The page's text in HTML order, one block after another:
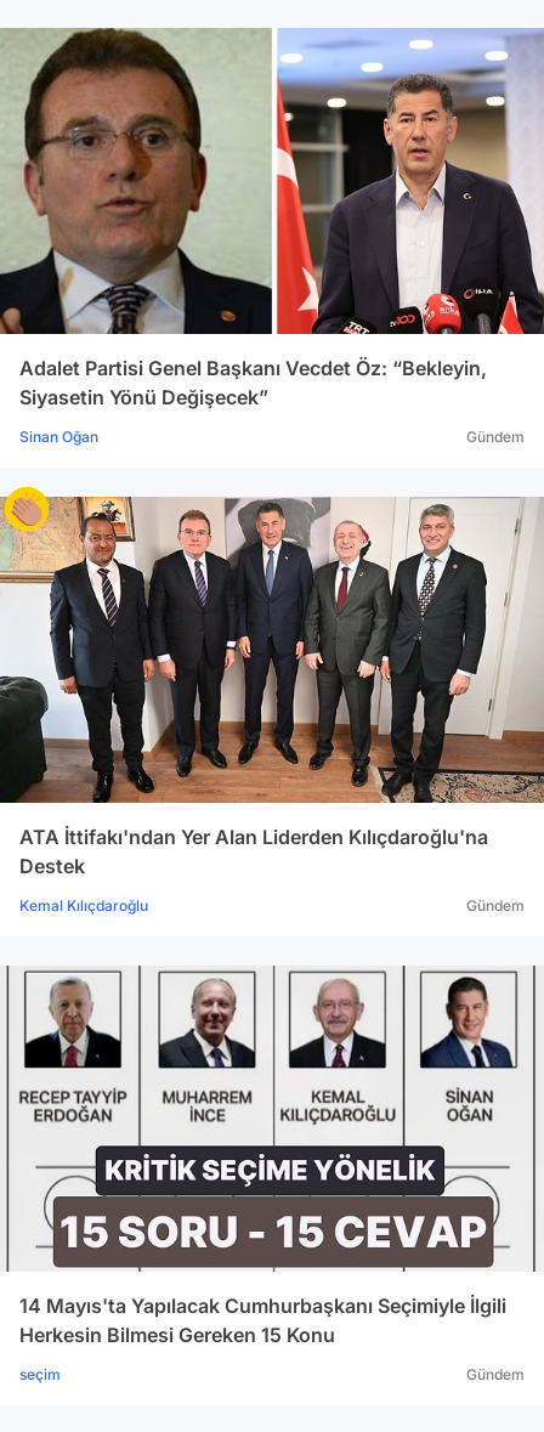
Adalet Partisi Genel Başkanı Vecdet Öz: “Bekleyin,
Siyasetin Yönü Değişecek”
Sinan Oğan Gündem
ATA İttifakı'ndan Yer Alan Liderden Kılıçdaroğlu'na
Destek
Kemal Kılıçdaroğlu Gündem
14 Mayıs'ta Yapılacak Cumhurbaşkanı Seçimiyle İlgili
Herkesin Bilmesi Gereken 15 Konu
seçim Gündem